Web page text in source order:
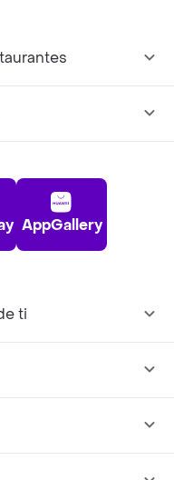
AppGallery
ti